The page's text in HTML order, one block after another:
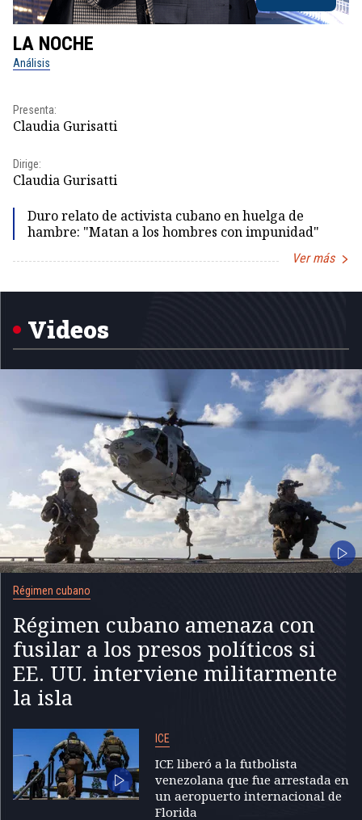
LA NOCHE
Análisis
Presenta:
Claudia Gurisatti
Dirige:
Claudia Gurisatti
Duro relato de activista cubano en huelga de
hambre: "Matan a los hombres con impunidad"
Ver más
1
Videos
Régimen cubano
Régimen cubano amenaza con
fusilar a los presos políticos si
EE. UU. interviene militarmente
la isla
ICE
ICE liberó a la futbolista
venezolana que fue arrestada en
un aeropuerto internacional de
Florida